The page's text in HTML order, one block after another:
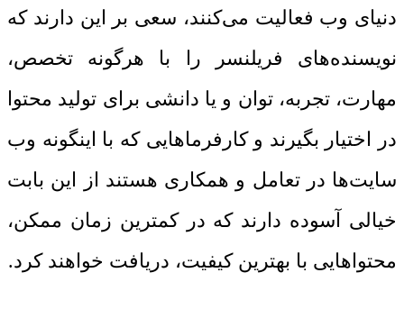
دنیای وب فعالیت می‌کنند، سعی بر این دارند که
نویسنده‌های فریلنسر را با هرگونه تخصص،
مهارت، تجربه، توان و یا دانشی برای تولید محتوا
در اختیار بگیرند و کارفرماهایی که با اینگونه وب
سایت‌ها در تعامل و همکاری هستند از این بابت
خیالی آسوده دارند که در کمترین زمان ممکن،
محتواهایی با بهترین کیفیت، دریافت خواهند کرد.